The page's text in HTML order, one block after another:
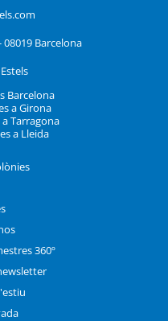
08019 Barcelona
Barcelona
a Girona
Tarragona
a Lleida
360º